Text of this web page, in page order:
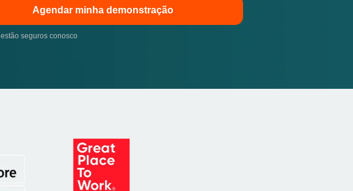
Agendar minha demonstração
seguros conosco